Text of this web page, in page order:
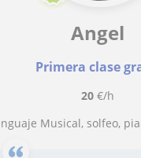
Angel
Primera clase
20 €/h
Musical, solfeo, piano,